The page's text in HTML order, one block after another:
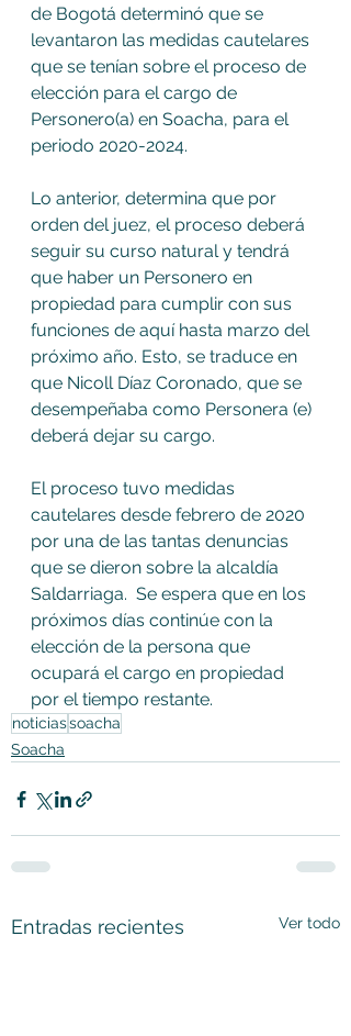
de Bogotá determinó que se
levantaron las medidas cautelares
que se tenían sobre el proceso de
elección para el cargo de
Personero(a) en Soacha, para el
periodo 2020-2024.
Lo anterior, determina que por
orden del juez, el proceso deberá
seguir su curso natural y tendrá
que haber un Personero en
propiedad para cumplir con sus
funciones de aquí hasta marzo del
próximo año. Esto, se traduce en
que Nicoll Díaz Coronado, que se
desempeñaba como Personera (e)
deberá dejar su cargo.
El proceso tuvo medidas
cautelares desde febrero de 2020
por una de las tantas denuncias
que se dieron sobre la alcaldía
Saldarriaga.  Se espera que en los
próximos días continúe con la
elección de la persona que
ocupará el cargo en propiedad
por el tiempo restante.
noticiassoacha
Soacha
Entradas recientes Ver todo